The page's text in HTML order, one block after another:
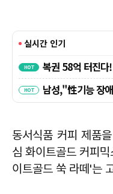
동서식품 커피 제품
심 화이트골드 커피
이트골드 쑥 라떼'는